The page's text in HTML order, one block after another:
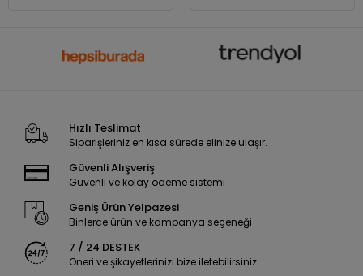
Hızlı Teslimat
Siparişleriniz en kısa sürede elinize ulaşır.
Güvenli Alışveriş
Güvenli ve kolay ödeme sistemi
Geniş Ürün Yelpazesi
Binlerce ürün ve kampanya seçeneği
7 / 24 DESTEK
Öneri ve şikayetlerinizi bize iletebilirsiniz.